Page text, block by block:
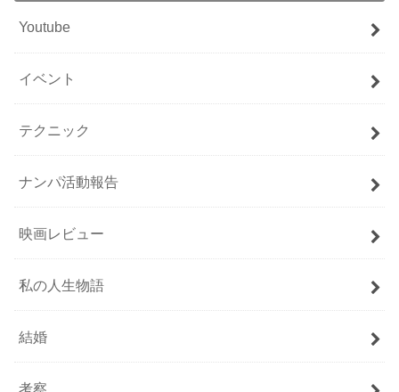
Youtube
イベント
テクニック
ナンパ活動報告
映画レビュー
私の人生物語
結婚
考察